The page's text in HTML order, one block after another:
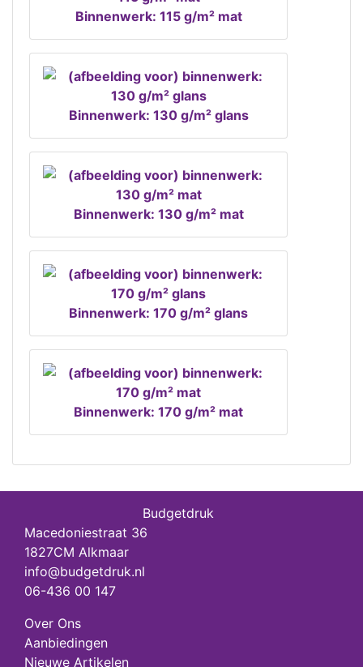
Binnenwerk: 115 g/m² mat
Binnenwerk: 130 g/m² glans
Binnenwerk: 130 g/m² mat
Binnenwerk: 170 g/m² glans
Binnenwerk: 170 g/m² mat
Budgetdruk
Macedoniestraat 36
1827CM Alkmaar
info@budgetdruk.nl
06-436 00 147
Over Ons
Aanbiedingen
Nieuwe Artikelen